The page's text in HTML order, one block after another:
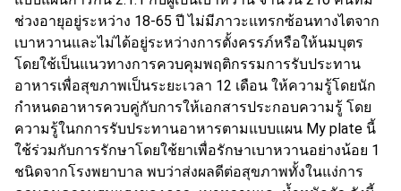
ช่วงอายุอยู่ระหว่าง 18-65 ปี ไม่มีภาวะแทรกซ้อนทางไตจาก
เบาหวานและไม่ได้อยู่ระหว่างการตั้งครรภ์หรือให้นมบุตร
โดยใช้เป็นแนวทางการควบคุมพฤติกรรมการรับประทาน
อาหารเพื่อสุขภาพเป็นระยะเวลา 12 เดือน ให้ความรู้โดยนัก
กำหนดอาหารควบคู่กับการให้เอกสารประกอบความรู้ โดย
ความรู้ในกการรับประทานอาหารตามแบบแผน My plate นี้
ใช้ร่วมกับการรักษาโดยใช้ยาเพื่อรักษาเบาหวานอย่างน้อย 1
ชนิดจากโรงพยาบาล พบว่าส่งผลดีต่อสุขภาพทั้งในแง่การ